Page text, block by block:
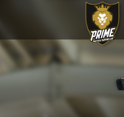
Action Air Shooting Club
Cпортын дүрэм
Cургалт